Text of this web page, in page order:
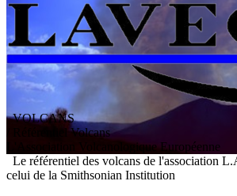
VOLCANS
/ Référentiel Volcans
ssociation V olcanologiqueEuropéenne
Le référentiel des volcans de l'association
celui de la Smithsonian Institution